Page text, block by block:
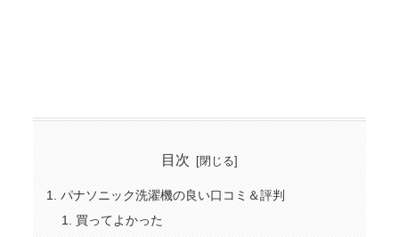
目次
パナソニック洗濯機の良い口コミ＆評判
買ってよかった